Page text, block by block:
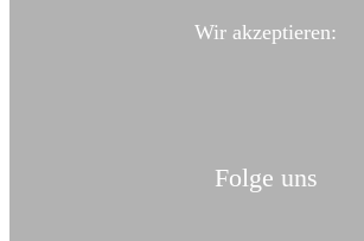
Wir akzeptieren:
Folge uns